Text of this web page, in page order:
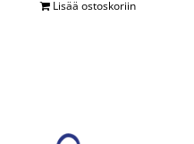
Lisää ostoskoriin